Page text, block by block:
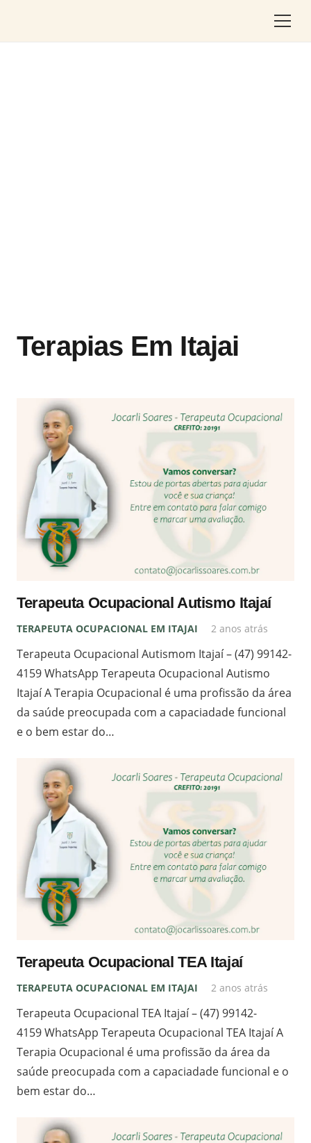
Terapias Em Itajai
Terapeuta Ocupacional Autismo Itajaí
TERAPEUTA OCUPACIONAL EM ITAJAI 2 anos atrás
Terapeuta Ocupacional Autismom Itajaí – (47) 99142-
4159 WhatsApp Terapeuta Ocupacional Autismo
Itajaí A Terapia Ocupacional é uma profissão da área
da saúde preocupada com a capaciadade funcional
e o bem estar do…
Terapeuta Ocupacional TEA Itajaí
TERAPEUTA OCUPACIONAL EM ITAJAI 2 anos atrás
Terapeuta Ocupacional TEA Itajaí – (47) 99142-
4159 WhatsApp Terapeuta Ocupacional TEA Itajaí A
Terapia Ocupacional é uma profissão da área da
saúde preocupada com a capaciadade funcional e o
bem estar do…